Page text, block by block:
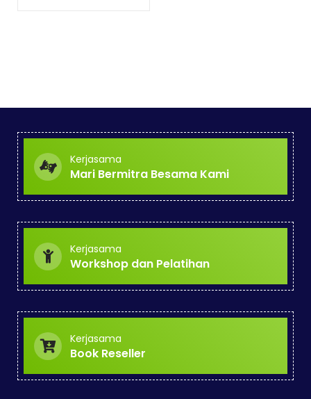
Kerjasama
Mari Bermitra Besama Kami
Kerjasama
Workshop dan Pelatihan
Kerjasama
Book Reseller